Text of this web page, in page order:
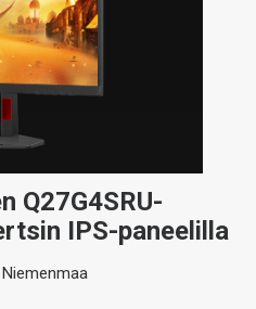
Q27G4SRU-
IPS-paneelilla